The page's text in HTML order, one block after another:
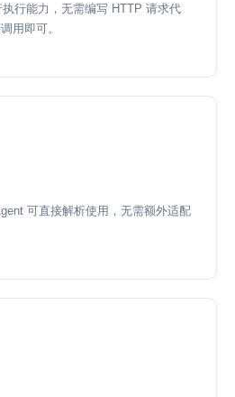
行能力，无需编写 HTTP 请求代
用即可。
可直接解析使用，无需额外适配